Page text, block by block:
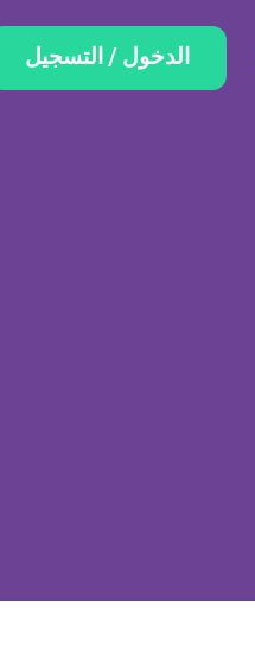
الدخول / التسجيل